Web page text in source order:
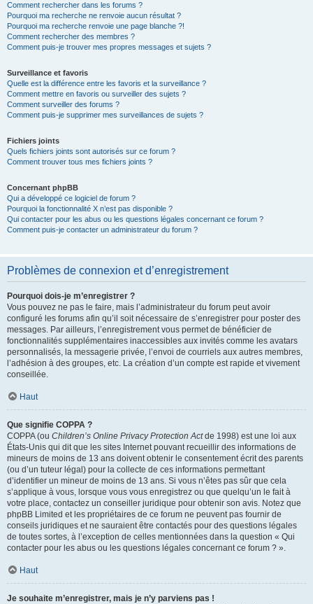
Comment rechercher dans les forums ?
Pourquoi ma recherche ne renvoie aucun résultat ?
Pourquoi ma recherche renvoie une page blanche ?!
Comment rechercher des membres ?
Comment puis-je trouver mes propres messages et sujets ?
Surveillance et favoris
Quelle est la différence entre les favoris et la surveillance ?
Comment mettre en favoris ou surveiller des sujets ?
Comment surveiller des forums ?
Comment puis-je supprimer mes surveillances de sujets ?
Fichiers joints
Quels fichiers joints sont autorisés sur ce forum ?
Comment trouver tous mes fichiers joints ?
Concernant phpBB
Qui a développé ce logiciel de forum ?
Pourquoi la fonctionnalité X n’est pas disponible ?
Qui contacter pour les abus ou les questions légales concernant ce forum ?
Comment puis-je contacter un administrateur du forum ?
Problèmes de connexion et d’enregistrement
Pourquoi dois-je m’enregistrer ?
Vous pouvez ne pas le faire, mais l’administrateur du forum peut avoir
configuré les forums afin qu’il soit nécessaire de s’enregistrer pour poster des
messages. Par ailleurs, l’enregistrement vous permet de bénéficier de
fonctionnalités supplémentaires inaccessibles aux invités comme les avatars
personnalisés, la messagerie privée, l’envoi de courriels aux autres membres,
l’adhésion à des groupes, etc. La création d’un compte est rapide et vivement
conseillée.
Haut
Que signifie COPPA ?
COPPA (ou Children’s Online Privacy Protection Actde 1998) est une loi aux
États-Unis qui dit que les sites Internet pouvant recueillir des informations de
mineurs de moins de 13 ans doivent obtenir le consentement écrit des parents
(ou d’un tuteur légal) pour la collecte de ces informations permettant
d’identifier un mineur de moins de 13 ans. Si vous n’êtes pas sûr que cela
s’applique à vous, lorsque vous vous enregistrez ou que quelqu’un le fait à
votre place, contactez un conseiller juridique pour obtenir son avis. Notez que
phpBB Limited et les propriétaires de ce forum ne peuvent pas fournir de
conseils juridiques et ne sauraient être contactés pour des questions légales
de toutes sortes, à l’exception de celles mentionnées dans la question « Qui
contacter pour les abus ou les questions légales concernant ce forum ? ».
Haut
Je souhaite m’enregistrer, mais je n’y parviens pas !